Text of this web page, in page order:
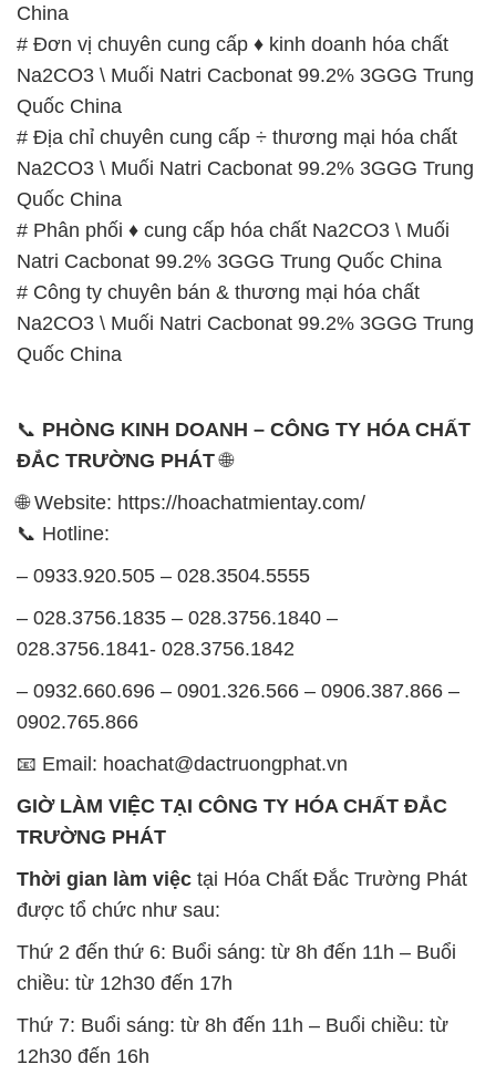
China
# Đơn vị chuyên cung cấp ♦ kinh doanh hóa chất
Na2CO3 \ Muối Natri Cacbonat 99.2% 3GGG Trung
Quốc China
# Địa chỉ chuyên cung cấp ÷ thương mại hóa chất
Na2CO3 \ Muối Natri Cacbonat 99.2% 3GGG Trung
Quốc China
# Phân phối ♦ cung cấp hóa chất Na2CO3 \ Muối
Natri Cacbonat 99.2% 3GGG Trung Quốc China
# Công ty chuyên bán & thương mại hóa chất
Na2CO3 \ Muối Natri Cacbonat 99.2% 3GGG Trung
Quốc China
📞 PHÒNG KINH DOANH – CÔNG TY HÓA CHẤT
ĐẮC TRƯỜNG PHÁT🌐
🌐 Website: https://hoachatmientay.com/
📞 Hotline:
– 0933.920.505 – 028.3504.5555
– 028.3756.1835 – 028.3756.1840 –
028.3756.1841- 028.3756.1842
– 0932.660.696 – 0901.326.566 – 0906.387.866 –
0902.765.866
📧 Email: hoachat@dactruongphat.vn
GIỜ LÀM VIỆC TẠI CÔNG TY HÓA CHẤT ĐẮC
TRƯỜNG PHÁT
Thời gian làm việc tại Hóa Chất Đắc Trường Phát
được tổ chức như sau:
Thứ 2 đến thứ 6: Buổi sáng: từ 8h đến 11h – Buổi
chiều: từ 12h30 đến 17h
Thứ 7: Buổi sáng: từ 8h đến 11h – Buổi chiều: từ
12h30 đến 16h